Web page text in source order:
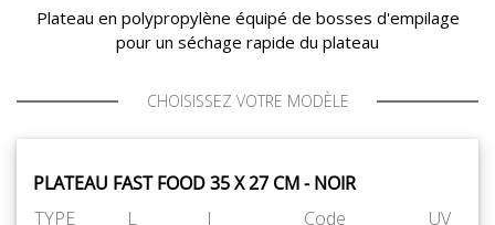
CHEF'S LIST
Plateau en polypropylène équipé de bosses d'empilage
pour un séchage rapide du plateau
CHOISISSEZ VOTRE MODÈLE
PLATEAU FAST FOOD 35 X 27 CM - NOIR
TYPE
L
l
Code
UV